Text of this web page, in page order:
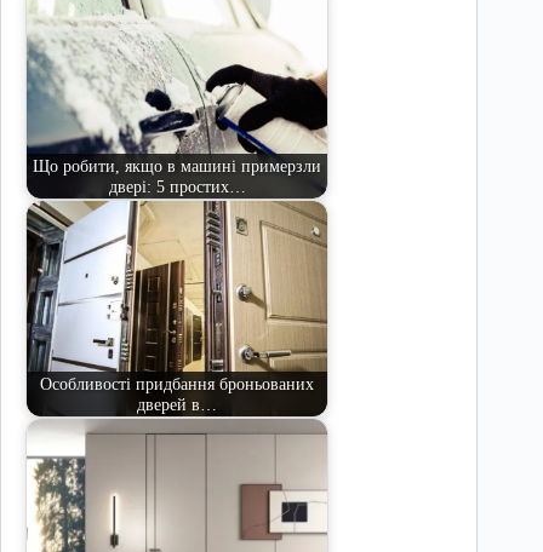
Що робити, якщо в машині примерзли
двері: 5 простих…
Особливості придбання броньованих
дверей в…